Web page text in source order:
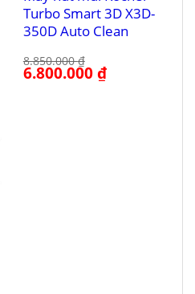
Turbo Smart 3D X3D-
350D Auto Clean
8.850.000₫
Giá
gốc
6.800.000₫Giá
hiện